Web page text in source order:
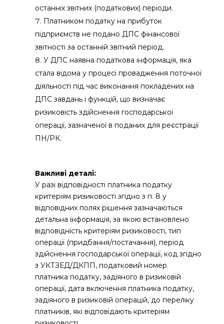
останніх звітних (податкових) періоди.
Платником податку на прибуток
підприємств не подано ДПС фінансової
звітності за останній звітний період.
У ДПС наявна податкова інформація, яка
стала відома у пpоцeci провадження поточної
діяльності під час виконання покладених на
ДПС завдань i функцій, що визначає
ризиковість здійснення господарської
операції, зазначеноїв поданих для реєстрації
ПН/РК.
Важливі деталі:
У разі відповідності платника податку
критеріям ризиковості згідно з п. 8 у
відповідних полях рішення зазначаються
детальна інформація, за якою встановлено
відповідність критеріям ризиковості, тип
операції (придбання/постачання), період
здійснення господарської oпepaції, код згідно
з УКТЗЕД/ДКПП, податковий номер
платника податку, задіяного в ризиковій
операції, дата включення платника податку,
задіяного в ризиковій операцій, до переліку
платників, які відповідають критеріям